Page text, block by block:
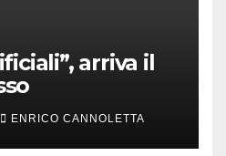
arriva il
ENRICO CANNOLETTA